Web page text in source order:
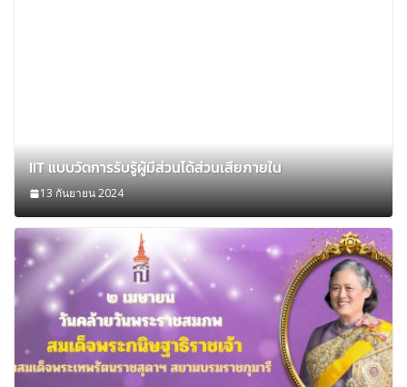
IIT แบบวัดการรับรู้ผู้มีส่วนได้ส่วนเสียภายใน
13 กันยายน 2024